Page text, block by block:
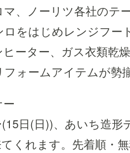
マ、ノーリツ各社のテ
ロをはじめレンジフー
ーター、ガス衣類乾
ォームアイテムが勢
日(日))、あいち造形
くれます。先着順・